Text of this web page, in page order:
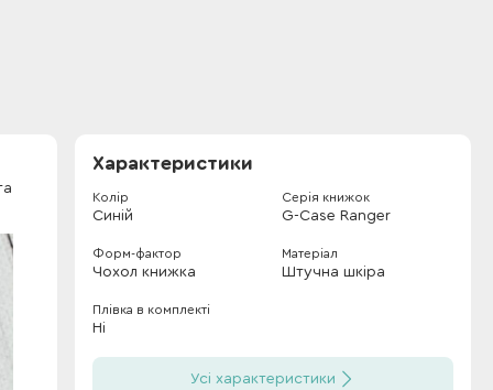
Характеристики
Колір
Синій
Серія книжок
G-Case Ranger
Форм-фактор
Чохол книжка
Матеріал
Штучна шкіра
Плівка в комплекті
Ні
Усі характеристики